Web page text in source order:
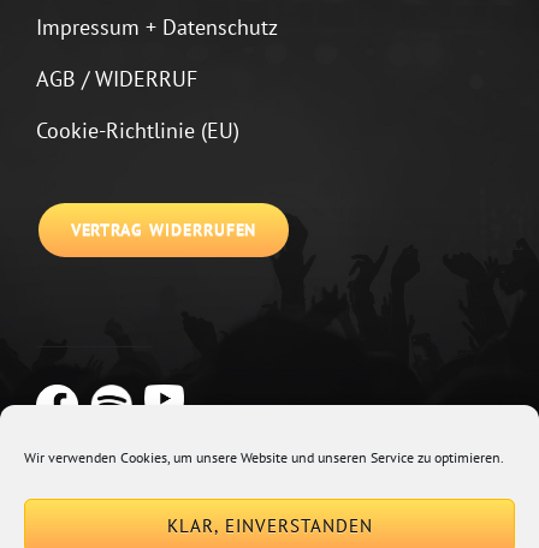
Wir verwenden Cookies, um unsere Website und unseren Service zu optimieren.
KLAR, EINVERSTANDEN
Impressum + Datenschutz
AGB / WIDERRUF
Cookie-Richtlinie (EU)
VERTRAG WIDERRUFEN
Euphony By Catch Themes